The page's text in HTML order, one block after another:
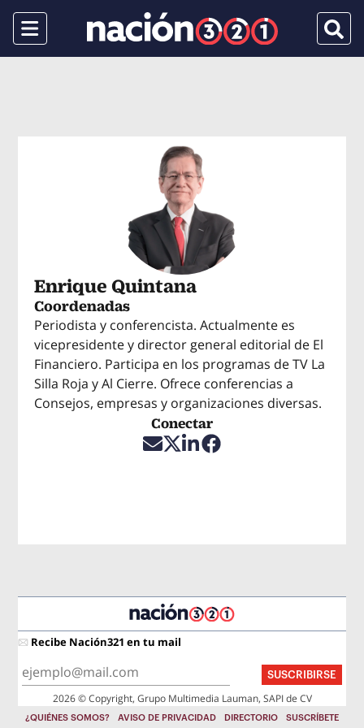
Menu
Enrique Quintana
Coordenadas
Periodista y conferencista. Actualmente es
vicepresidente y director general editorial de El
Financiero. Participa en los programas de TV La
Silla Roja y Al Cierre. Ofrece conferencias a
Consejos, empresas y organizaciones diversas.
Conectar
Opens in new window
Opens in new window
Opens in new window
Recibe Nación321 en tu mail
SUSCRIBIRSE
2026 © Copyright, Grupo Multimedia Lauman, SAPI de CV
¿QUIÉNES SOMOS? AVISO DE PRIVACIDAD DIRECTORIO SUSCRÍBETE